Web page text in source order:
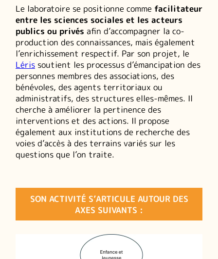
Le laboratoire se positionne comme facilitateur
entre les sciences sociales et les acteurs
publics ou privés afin d’accompagner la co-
production des connaissances, mais également
l’enrichissement respectif. Par son projet, le
Léris soutient les processus d’émancipation des
personnes membres des associations, des
bénévoles, des agents territoriaux ou
administratifs, des structures elles-mêmes. Il
cherche à améliorer la pertinence des
interventions et des actions. Il propose
également aux institutions de recherche des
voies d’accès à des terrains variés sur les
questions que l’on traite.
SON ACTIVITÉ S’ARTICULE AUTOUR DES
AXES SUIVANTS :